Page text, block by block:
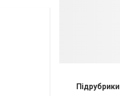
Підрубрики